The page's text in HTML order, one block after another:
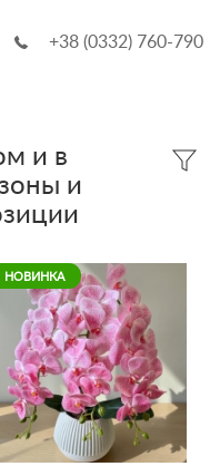
+38 (0332) 760-790
и в
и
НОВИНКА